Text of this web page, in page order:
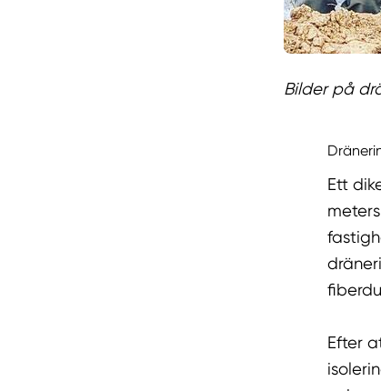
Bilder på
Ett
Efter